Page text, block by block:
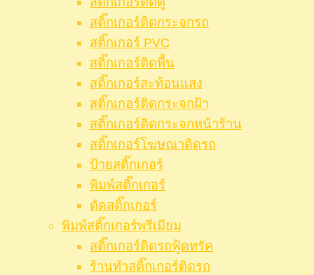
สติ๊กเกอร์ติดกระจกรถ
สติ๊กเกอร์ PVC
สติ๊กเกอร์ติดพื้น
สติ๊กเกอร์สะท้อนแสง
สติ๊กเกอร์ติดกระจกฝ้า
สติ๊กเกอร์ติดกระจกหน้าร้าน
สติ๊กเกอร์โฆษณาติดรถ
ป้ายสติ๊กเกอร์
พิมพ์สติ๊กเกอร์
ตัดสติ๊กเกอร์
พิมพ์สติ๊กเกอร์พรีเมียม
สติ๊กเกอร์ติดรถฟู้ดทรัค
ร้านทำสติ๊กเกอร์ติดรถ